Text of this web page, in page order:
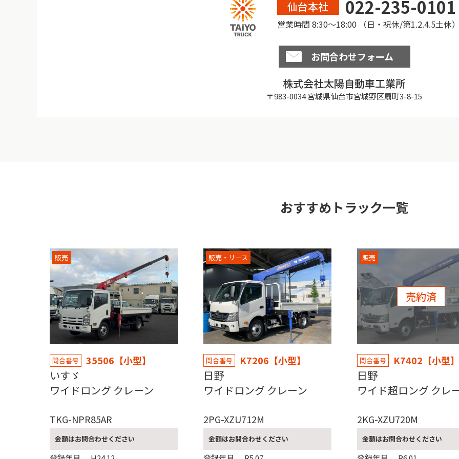
仙台本社 022-235-0101
営業時間 8:30〜18:00 （日・祝休/第1.2.4.5土休
お問合わせフォーム
株式会社太陽自動車工業所
〒983-0034 宮城県仙台市宮城野区扇町3-8-15
おすすめトラック一覧
販売
問合番号 35506【小型】
いすゞ
ワイドロング クレーン
TKG-NPR85AR
金額はお問合わせください
販売・リース
問合番号 K7206【小型】
日野
ワイドロング クレーン
2PG-XZU712M
金額はお問合わせください
売約済
販売
問合番号 K7402【小型】
日野
ワイド超ロング クレ
2KG-XZU720M
金額はお問合わせください